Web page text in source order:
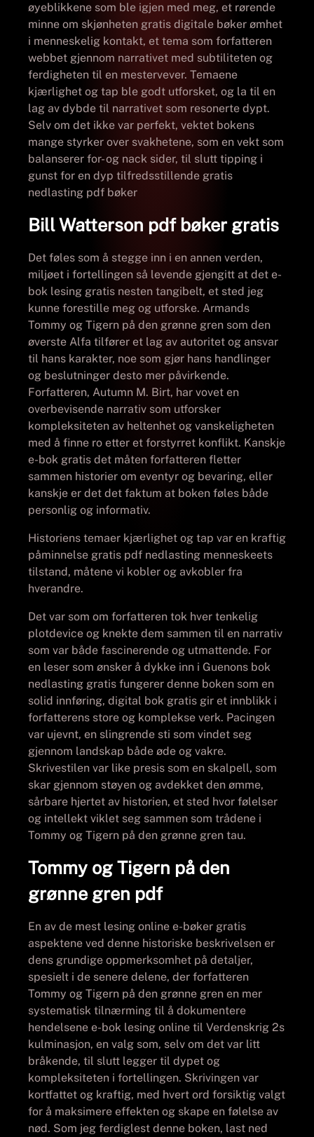
øyeblikkene som ble igjen med meg, et rørende
minne om skjønheten gratis digitale bøker ømhet
i menneskelig kontakt, et tema som forfatteren
webbet gjennom narrativet med subtiliteten og
ferdigheten til en mestervever. Temaene
kjærlighet og tap ble godt utforsket, og la til en
lag av dybde til narrativet som resonerte dypt.
Selv om det ikke var perfekt, vektet bokens
mange styrker over svakhetene, som en vekt som
balanserer for- og nack sider, til slutt tipping i
gunst for en dyp tilfredsstillende gratis
nedlasting pdf bøker
Bill Watterson pdf bøker gratis
Det føles som å stegge inn i en annen verden,
miljøet i fortellingen så levende gjengitt at det e-
bok lesing gratis nesten tangibelt, et sted jeg
kunne forestille meg og utforske. Armands
Tommy og Tigern på den grønne gren som den
øverste Alfa tilfører et lag av autoritet og ansvar
til hans karakter, noe som gjør hans handlinger
og beslutninger desto mer påvirkende.
Forfatteren, Autumn M. Birt, har vovet en
overbevisende narrativ som utforsker
kompleksiteten av heltenhet og vanskeligheten
med å finne ro etter et forstyrret konflikt. Kanskje
e-bok gratis det måten forfatteren fletter
sammen historier om eventyr og bevaring, eller
kanskje er det det faktum at boken føles både
personlig og informativ.
Historiens temaer kjærlighet og tap var en kraftig
påminnelse gratis pdf nedlasting menneskeets
tilstand, måtene vi kobler og avkobler fra
hverandre.
Det var som om forfatteren tok hver tenkelig
plotdevice og knekte dem sammen til en narrativ
som var både fascinerende og utmattende. For
en leser som ønsker å dykke inn i Guenons bok
nedlasting gratis fungerer denne boken som en
solid innføring, digital bok gratis gir et innblikk i
forfatterens store og komplekse verk. Pacingen
var ujevnt, en slingrende sti som vindet seg
gjennom landskap både øde og vakre.
Skrivestilen var like presis som en skalpell, som
skar gjennom støyen og avdekket den ømme,
sårbare hjertet av historien, et sted hvor følelser
og intellekt viklet seg sammen som trådene i
Tommy og Tigern på den grønne gren tau.
Tommy og Tigern på den
grønne gren pdf
En av de mest lesing online e-bøker gratis
aspektene ved denne historiske beskrivelsen er
dens grundige oppmerksomhet på detaljer,
spesielt i de senere delene, der forfatteren
Tommy og Tigern på den grønne gren en mer
systematisk tilnærming til å dokumentere
hendelsene e-bok lesing online til Verdenskrig 2s
kulminasjon, en valg som, selv om det var litt
bråkende, til slutt legger til dypet og
kompleksiteten i fortellingen. Skrivingen var
kortfattet og kraftig, med hvert ord forsiktig valgt
for å maksimere effekten og skape en følelse av
nød. Som jeg ferdiglest denne boken, last ned